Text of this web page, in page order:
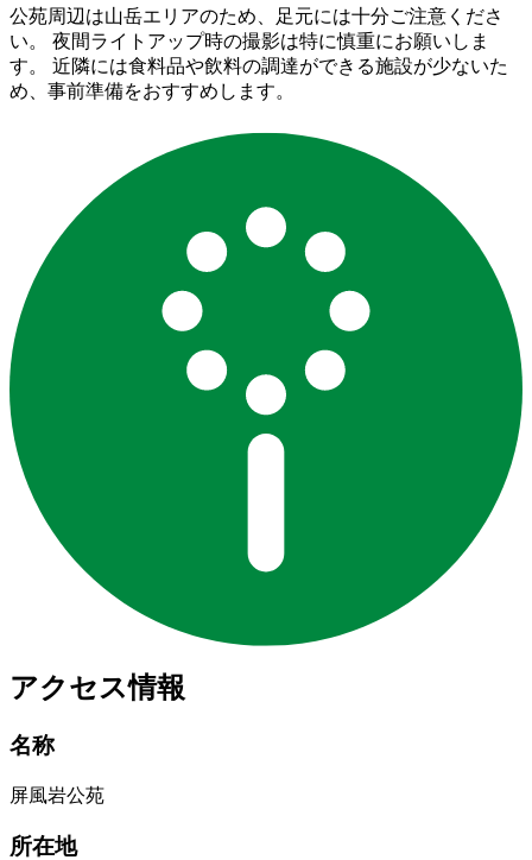
公苑周辺は山岳エリアのため、足元には十分ご注意くださ
い。 夜間ライトアップ時の撮影は特に慎重にお願いしま
す。 近隣には食料品や飲料の調達ができる施設が少ないた
め、事前準備をおすすめします。
アクセス情報
名称
屏風岩公苑
所在地